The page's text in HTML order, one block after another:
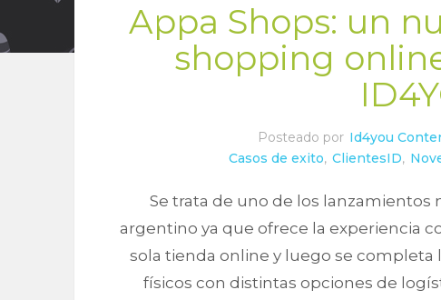
Appa Shops: un
shopping
Posteado por Id4you
Casos de exito, ClientesID,
Se trata de uno de los
argentino ya que ofrece la experiencia
sola tienda online y luego se completa
físicos con distintas opciones de